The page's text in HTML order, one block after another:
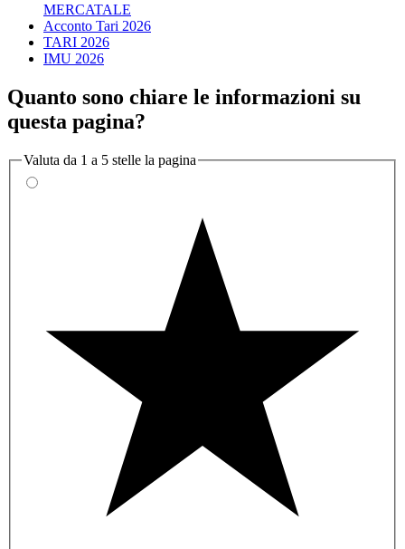
MERCATALE
Acconto Tari 2026
TARI 2026
IMU 2026
Quanto sono chiare le informazioni su
questa pagina?
Valuta da 1 a 5 stelle la pagina